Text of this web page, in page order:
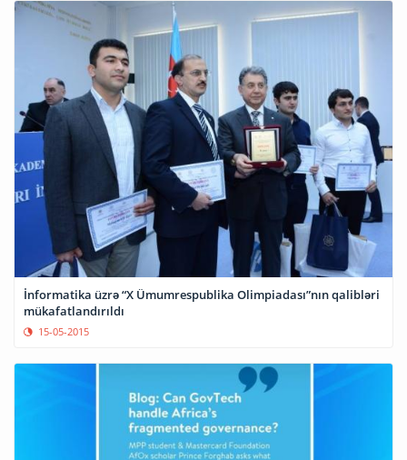
İnformatika üzrə “X Ümumrespublika Olimpiadası”nın qalibləri
mükafatlandırıldı
15-05-2015